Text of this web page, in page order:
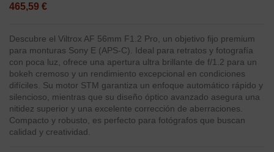
465,59 €
Descubre el Viltrox AF 56mm F1.2 Pro, un objetivo fijo premium
para monturas Sony E (APS-C). Ideal para retratos y fotografía
con poca luz, ofrece una apertura ultra brillante de f/1.2 para un
bokeh cremoso y un rendimiento excepcional en condiciones
difíciles. Su motor STM garantiza un enfoque automático rápido y
silencioso, mientras que su diseño óptico avanzado asegura una
nitidez superior y una excelente corrección de aberraciones.
Compacto y robusto, es perfecto para fotógrafos que buscan
calidad y creatividad.